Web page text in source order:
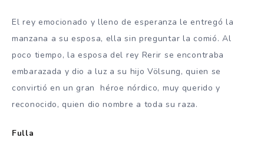
El rey emocionado y lleno de esperanza le entregó la
manzana a su esposa, ella sin preguntar la comió. Al
poco tiempo, la esposa del rey Rerir se encontraba
embarazada y dio a luz a su hijo Völsung, quien se
convirtió en un gran héroe nórdico, muy querido y
reconocido, quien dio nombre a toda su raza.
Fulla